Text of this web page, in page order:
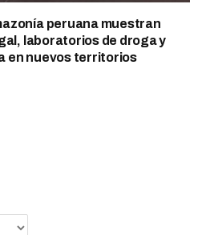
peruana muestran
laboratorios de droga y
en nuevos territorios